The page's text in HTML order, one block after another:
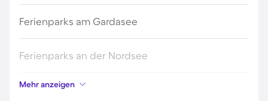
Ferienparks am Gardasee
Ferienparks an der Nordsee
Ferienparks in Kroatien
Mehr anzeigen